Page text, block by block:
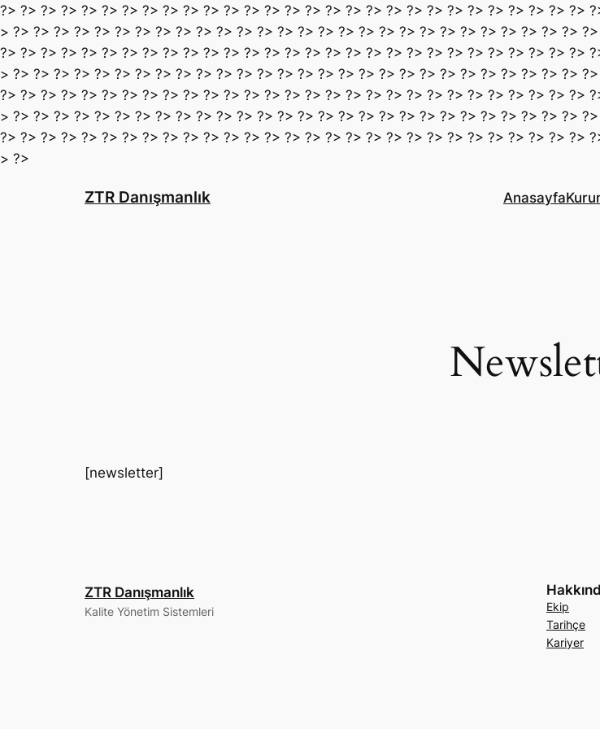
?> ?> ?> ?> ?> ?> ?> ?> ?> ?> ?> ?> ?> ?> ?> ?> ?> ?> ?> ?> ?> ?> ?> ?> ?> ?> ?> ?> ?>
> ?> ?> ?> ?> ?> ?> ?> ?> ?> ?> ?> ?> ?> ?> ?> ?> ?> ?> ?> ?> ?> ?> ?> ?> ?> ?> ?> ?>
?> ?> ?> ?> ?> ?> ?> ?> ?> ?> ?> ?> ?> ?> ?> ?> ?> ?> ?> ?> ?> ?> ?> ?> ?> ?> ?> ?> ?>
> ?> ?> ?> ?> ?> ?> ?> ?> ?> ?> ?> ?> ?> ?> ?> ?> ?> ?> ?> ?> ?> ?> ?> ?> ?> ?> ?> ?>
?> ?> ?> ?> ?> ?> ?> ?> ?> ?> ?> ?> ?> ?> ?> ?> ?> ?> ?> ?> ?> ?> ?> ?> ?> ?> ?> ?> ?>
> ?> ?> ?> ?> ?> ?> ?> ?> ?> ?> ?> ?> ?> ?> ?> ?> ?> ?> ?> ?> ?> ?> ?> ?> ?> ?> ?> ?>
?> ?> ?> ?> ?> ?> ?> ?> ?> ?> ?> ?> ?> ?> ?> ?> ?> ?> ?> ?> ?> ?> ?> ?> ?> ?> ?> ?> ?>
> ?>
ZTR Danışmanlık Anasayfa
[newsletter]
ZTR Danışmanlık
Kalite Yönetim Sistemleri
Ekip
Tarihçe
Kariyer